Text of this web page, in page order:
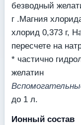
безводный
г .Магния
хлорид 0,373 г,
пересчете на
* частично
желатин
до 1 л.
Ионный состав